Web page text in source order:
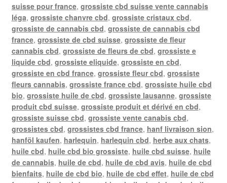
suisse pour france, grossiste cbd suisse vente cannabis
léga, grossiste chanvre cbd, grossiste cristaux cbd,
grossiste de cannabis cbd, grossiste de cannabis cbd
france, grossiste de cbd suisse, grossiste de fleur
cannabis cbd, grossiste de fleurs de cbd, grossiste e
liquide cbd, grossiste eliquide, grossiste en cbd,
grossiste en cbd france, grossiste fleur cbd, grossiste
fleurs cannabis, grossiste france cbd, grossiste huile cbd
bio, grossiste huile de cbd, grossiste lausanne, grossiste
produit cbd suisse, grossiste produit et dérivé en cbd,
grossiste suisse cbd, grossiste vente canabis cbd,
grossistes cbd, grossistes cbd france, hanf livraison sion,
hanföl kaufen, harlequin, harlequin cbd, herbe aux chats,
huile cbd, huile cbd bio grossiste, huile cbd suisse, huile
de cannabis, huile de cbd, huile de cbd avis, huile de cbd
bienfaits, huile de cbd bio, huile de cbd effet, huile de cbd